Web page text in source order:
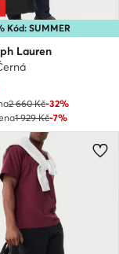
Kód: SUMMER
Lauren
2 660 Kč-32%
1 929 Kč-7%